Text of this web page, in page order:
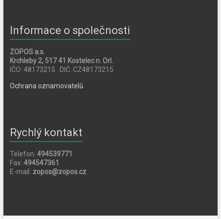
Informace o společnosti
ZOPOS a.s.
Krchleby 2, 517 41 Kostelec n. Orl.
IČO: 48173215 DIČ: CZ48173215
Ochrana oznamovatelů
Rychlý kontakt
Telefon: 494539771
Fax: 494547361
E-mail: zopos@zopos.cz